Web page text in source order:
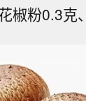
椒粉0.3克